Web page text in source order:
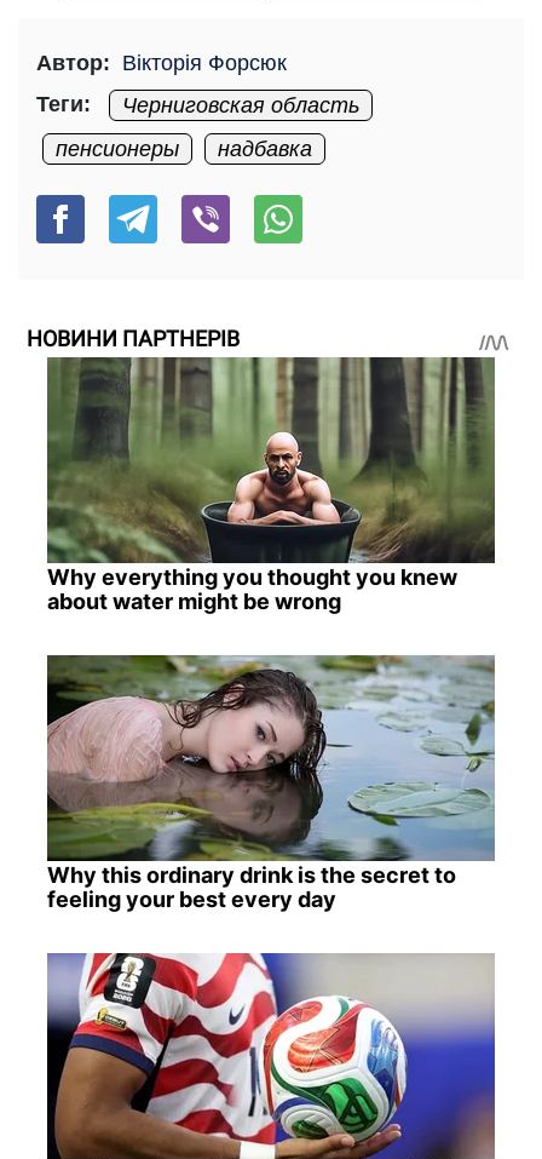
Автор: Вікторія Форсюк
Теги:
Черниговская область
пенсионеры
надбавка
НОВИНИ ПАРТНЕРІВ
Why everything you thought you knew
about water might be wrong
Why this ordinary drink is the secret to
feeling your best every day